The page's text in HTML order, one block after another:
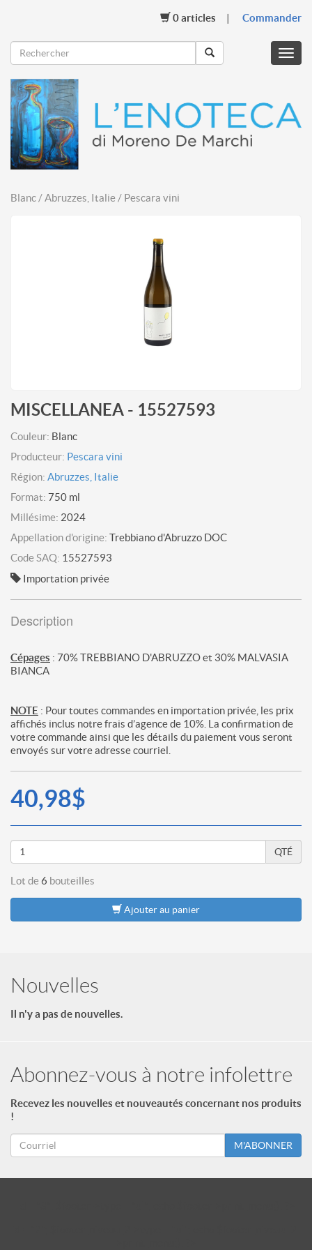
0articles Commander
Menu
Blanc / Abruzzes, Italie / Pescara vini
MISCELLANEA - 15527593
Couleur: Blanc
Producteur: Pescara vini
Région: Abruzzes, Italie
Format: 750 ml
Millésime: 2024
Appellation d'origine: Trebbiano d'Abruzzo DOC
Code SAQ: 15527593
Importation privée
Description
Cépages : 70% TREBBIANO D'ABRUZZO et 30% MALVASIA
BIANCA
NOTE : Pour toutes commandes en importation privée, les prix
affichés inclus notre frais d’agence de 10%. La confirmation de
votre commande ainsi que les détails du paiement vous seront
envoyés sur votre adresse courriel.
40,98$
QTÉ
Lot de 6 bouteilles
Ajouter au panier
Nouvelles
Il n'y a pas de nouvelles.
Abonnez-vous à notre infolettre
Recevez les nouvelles et nouveautés concernant nos produits
!
M'ABONNER